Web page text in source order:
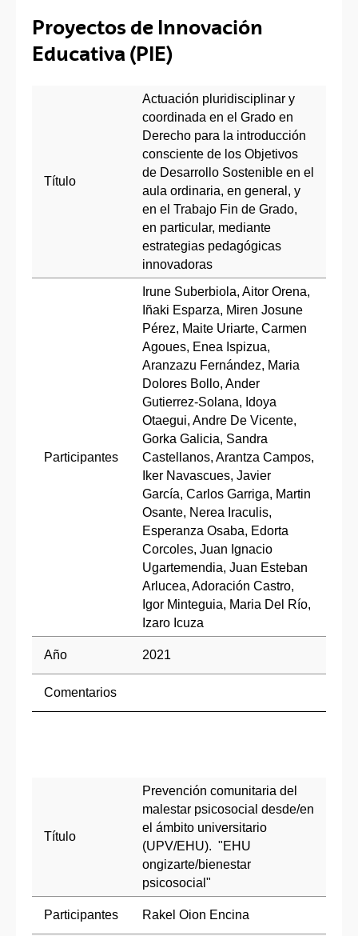
Proyectos de Innovación
Educativa (PIE)
Título
Actuación pluridisciplinar y
coordinada en el Grado en
Derecho para la introducción
consciente de los Objetivos
de Desarrollo Sostenible en el
aula ordinaria, en general, y
en el Trabajo Fin de Grado,
en particular, mediante
estrategias pedagógicas
innovadoras
Participantes
Irune Suberbiola, Aitor Orena,
Iñaki Esparza, Miren Josune
Pérez, Maite Uriarte, Carmen
Agoues, Enea Ispizua,
Aranzazu Fernández, Maria
Dolores Bollo, Ander
Gutierrez-Solana, Idoya
Otaegui, Andre De Vicente,
Gorka Galicia, Sandra
Castellanos, Arantza Campos,
Iker Navascues, Javier
García, Carlos Garriga, Martin
Osante, Nerea Iraculis,
Esperanza Osaba, Edorta
Corcoles, Juan Ignacio
Ugartemendia, Juan Esteban
Arlucea, Adoración Castro,
Igor Minteguia, Maria Del Río,
Izaro Icuza
Año 2021
Comentarios
Título
Prevención comunitaria del
malestar psicosocial desde/en
el ámbito universitario
(UPV/EHU). "EHU
ongizarte/bienestar
psicosocial"
Participantes Rakel Oion Encina